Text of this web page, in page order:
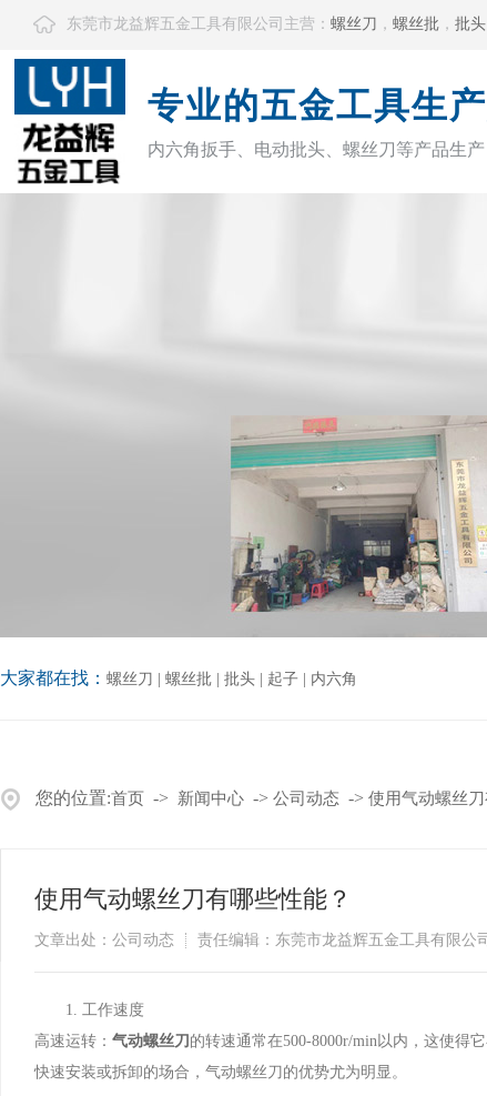
东莞市龙益辉五金工具有限公司主营： 螺丝刀 ， 螺丝批 ， 批头
专业的五金工具生
内六角扳手、电动批头、螺丝刀等产品生产
大家都在找： 螺丝刀 螺丝批 批头 起子 内六角
您的位置:首页 -> 新闻中心 -> 公司动态 -> 使用气动螺丝
使用气动螺丝刀有哪些性能？
文章出处：公司动态 责任编辑：东莞市龙益辉五金工具有限公司
​1. 工作速度
高速运转： 气动螺丝刀 的转速通常在500-8000r/min以内，这使得
快速安装或拆卸的场合，气动螺丝刀的优势尤为明显。